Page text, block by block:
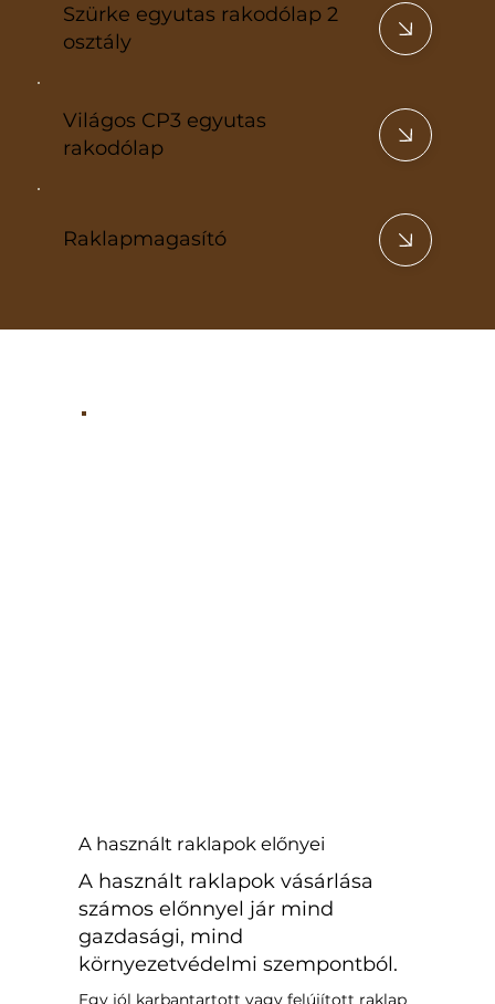
Szürke egyutas rakodólap 2
osztály
Világos CP3 egyutas
rakodólap
Raklapmagasító
A használt raklapok előnyei
A használt raklapok vásárlása
számos előnnyel jár mind
gazdasági, mind
környezetvédelmi szempontból.